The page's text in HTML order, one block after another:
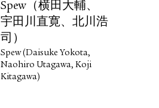
Spew（横田大輔、
宇田川直寛、北川浩
司）
Spew (Daisuke Yokota,
Naohiro Utagawa, Koji
Kitagawa)